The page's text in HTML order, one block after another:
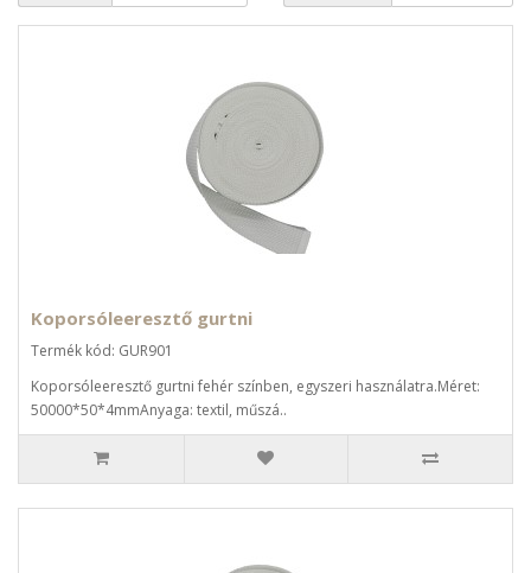
Koporsóleeresztő gurtni
Termék kód: GUR901
Koporsóleeresztő gurtni fehér színben, egyszeri használatra.Méret:
50000*50*4mmAnyaga: textil, műszá..